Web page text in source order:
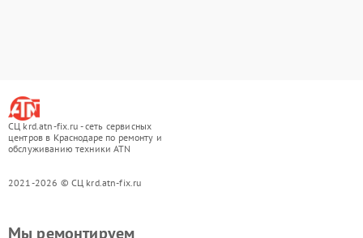
СЦ krd.atn-fix.ru - сеть сервисных
центров в Краснодаре по ремонту и
обслуживанию техники ATN
2021-2026 © СЦ krd.atn-fix.ru
Мы ремонтируем